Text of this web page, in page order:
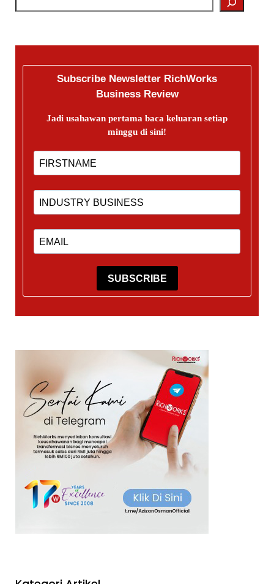
Subscribe Newsletter RichWorks
Business Review
Jadi usahawan pertama baca keluaran setiap
minggu di sini!
SUBSCRIBE